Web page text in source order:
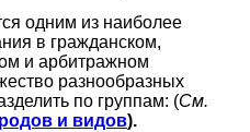
одним из наиболее
в гражданском,
и арбитражном
разнообразных
по группам: (См.
и видов).